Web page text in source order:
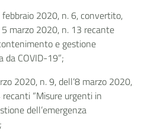
2020, n. 6, convertito,
marzo 2020, n. 13 recante
e gestione
da COVID-19”;
2020, n. 9, dell’8 marzo 2020,
“Misure urgenti in
dell’emergenza